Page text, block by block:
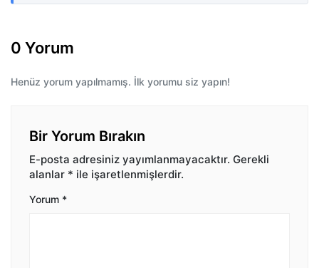
0 Yorum
Henüz yorum yapılmamış. İlk yorumu siz yapın!
Bir Yorum Bırakın
E-posta adresiniz yayımlanmayacaktır. Gerekli
alanlar * ile işaretlenmişlerdir.
Yorum *